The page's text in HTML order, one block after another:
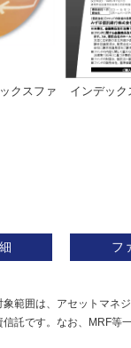
クスファ
インデック
フ
範囲は、アセットマネ
託です。なお、MRF等